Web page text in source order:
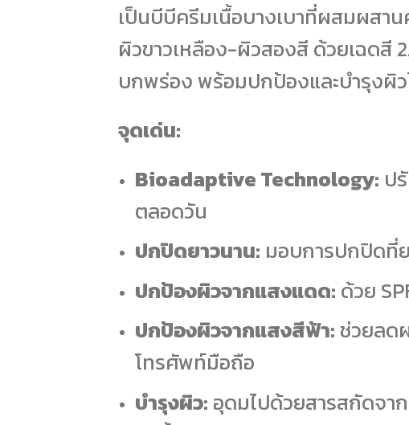
เป็นบีบีครีมเนื้อบางเบาที่ผสมผสา
ผิวขาวเหลือง-ผิวสองสี ด้วยเฉดสี
บกพร่อง พร้อมปกป้องและบำรุงผิว
จุดเด่น:
Bioadaptive Technology: ป
ตลอดวัน
ปกปิดยาวนาน: มอบการปกปิดที่
ปกป้องผิวจากแสงแดด: ด้วย
ปกป้องผิวจากแสงสีฟ้า:ช่วยลด
โทรศัพท์มือถือ
บำรุงผิว: อุดมไปด้วยสารสกัดจา